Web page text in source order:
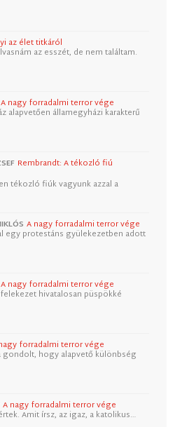
az élet titkáról
az esszét, de nem találtam.
A nagy forradalmi terror vége
alapvetően államegyházi karakterű
Rembrandt: A tékozló fiú
tékozló fiúk vagyunk azzal a
A nagy forradalmi terror vége
egy protestáns gyülekezetben adott
A nagy forradalmi terror vége
hivatalosan püspökké
forradalmi terror vége
gondolt, hogy alapvető különbség
A nagy forradalmi terror vége
Amit írsz, az igaz, a katolikus…